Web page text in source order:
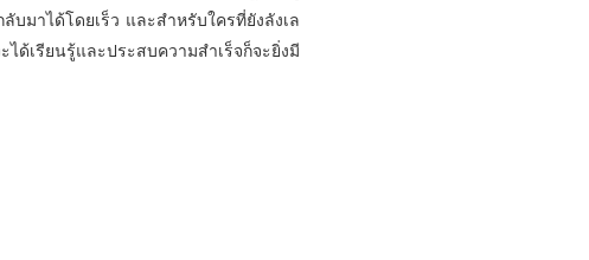
มาได้โดยเร็ว และสำหรับใครที่ยังลังเล
เรียนรู้และประสบความสำเร็จก็จะยิ่งมี